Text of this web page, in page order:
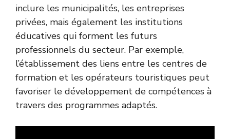
inclure les municipalités, les entreprises
privées, mais également les institutions
éducatives qui forment les futurs
professionnels du secteur. Par exemple,
l’établissement des liens entre les centres de
formation et les opérateurs touristiques peut
favoriser le développement de compétences à
travers des programmes adaptés.